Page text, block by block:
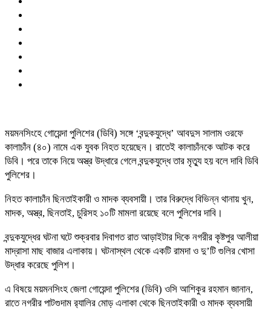
ময়মনসিংহে গোয়েন্দা পুলিশের (ডিবি) সঙ্গে ‘বন্দুকযুদ্ধে’ আবদুস সালাম ওরফে
কালাচাঁন (৪০) নামে এক যুবক নিহত হয়েছেন। রাতেই কালাচাঁনকে আটক করে
ডিবি। পরে তাকে নিয়ে অস্ত্র উদ্ধারে গেলে বন্দুকযুদ্ধে তার মৃত্যু হয় বলে দাবি ডিবি
পুলিশের।
নিহত কালাচাঁন ছিনতাইকারী ও মাদক ব্যবসায়ী। তার বিরুদ্ধে বিভিন্ন থানায় খুন,
মাদক, অস্ত্র, ছিনতাই, চুরিসহ ১০টি মামলা রয়েছে বলে পুলিশের দাবি।
বন্দুকযুদ্ধের ঘটনা ঘটে শুক্রবার দিবাগত রাত আড়াইটার দিকে নগরীর কৃষ্টপুর আলীয়া
মাদ্রাসা মাছ বাজার এলাকায়। ঘটনাস্থল থেকে একটি রামদা ও দু’টি গুলির খোসা
উদ্ধার করেছে পুলিশ।
এ বিষয়ে ময়মনসিংহ জেলা গোয়েন্দা পুলিশের (ডিবি) ওসি আশিকুর রহমান জানান,
রাতে নগরীর পাটগুদাম র‌্যালির মোড় এলাকা থেকে ছিনতাইকারী ও মাদক ব্যবসায়ী